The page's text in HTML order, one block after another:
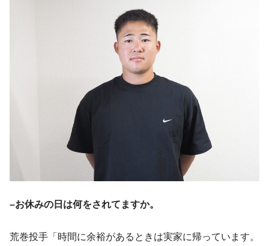
–お休みの日は何をされてますか。
荒巻投手「時間に余裕があるときは実家に帰っています。